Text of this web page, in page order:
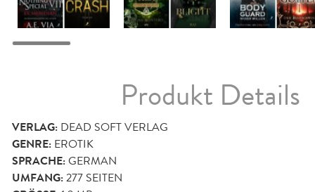
Produkt Details
VERLAG: DEAD SOFT VERLAG
GENRE: EROTIK
SPRACHE:GERMAN
UMFANG:277 SEITEN